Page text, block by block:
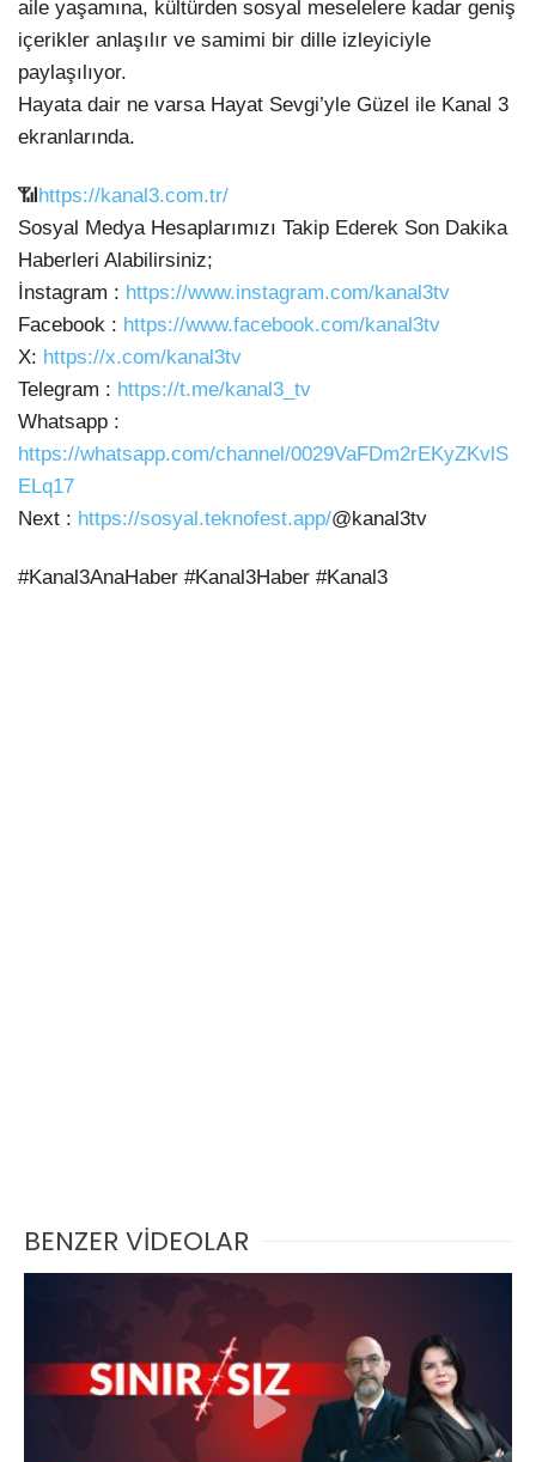
aile yaşamına, kültürden sosyal meselelere kadar geniş
içerikler anlaşılır ve samimi bir dille izleyiciyle
paylaşılıyor.
Hayata dair ne varsa Hayat Sevgi’yle Güzel ile Kanal 3
ekranlarında.
📶 https://kanal3.com.tr/
Sosyal Medya Hesaplarımızı Takip Ederek Son Dakika
Haberleri Alabilirsiniz;
İnstagram : https://www.instagram.com/kanal3tv
Facebook : https://www.facebook.com/kanal3tv
X: https://x.com/kanal3tv
Telegram : https://t.me/kanal3_tv
Whatsapp :
https://whatsapp.com/channel/0029VaFDm2rEKyZKvlS
ELq17
Next : https://sosyal.teknofest.app/@kanal3tv
#Kanal3AnaHaber #Kanal3Haber #Kanal3
BENZER VİDEOLAR